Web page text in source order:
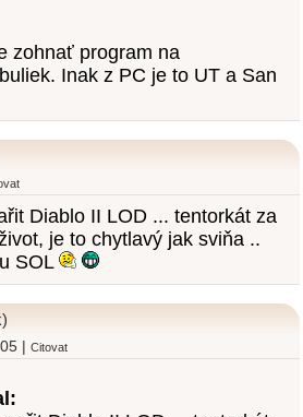
zohnať program na
Inak z PC je to UT a San
Diablo II LOD ... tentorkát za
je to chytlavý jak sviňa ..
SOL
|Citovat